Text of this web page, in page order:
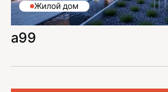
Жилой дом
a99